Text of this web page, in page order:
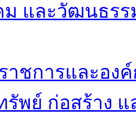
ม และวัฒนธรร
าชการและอง
รัพย์ ก่อสร้าง